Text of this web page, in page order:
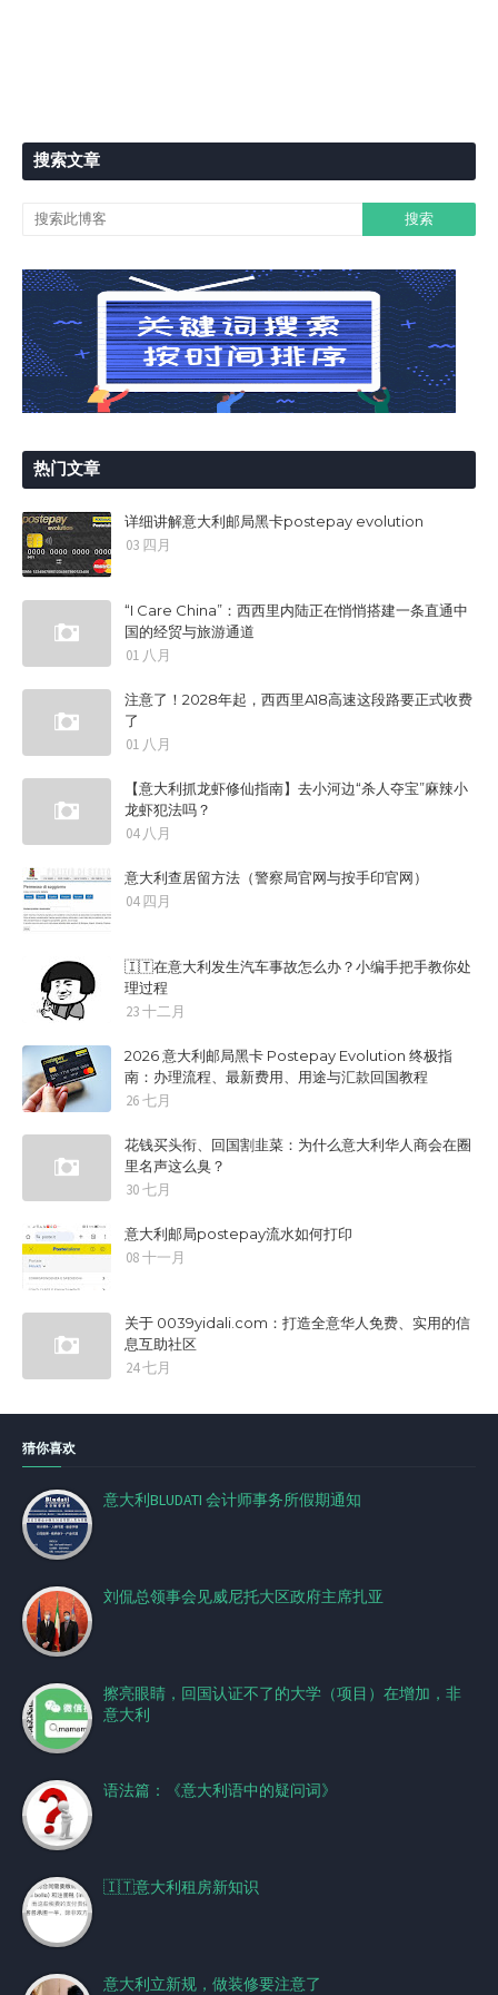
搜索文章
热门文章
详细讲解意大利邮局黑卡postepay evolution
03 四月
“I Care China”：西西里内陆正在悄悄搭建一条直通中
国的经贸与旅游通道
01 八月
注意了！2028年起，西西里A18高速这段路要正式收费
了
01 八月
【意大利抓龙虾修仙指南】去小河边“杀人夺宝”麻辣小
龙虾犯法吗？
04 八月
意大利查居留方法（警察局官网与按手印官网）
04 四月
🇮🇹在意大利发生汽车事故怎么办？小编手把手教你处
理过程
23 十二月
2026 意大利邮局黑卡 Postepay Evolution 终极指
南：办理流程、最新费用、用途与汇款回国教程
26 七月
花钱买头衔、回国割韭菜：为什么意大利华人商会在圈
里名声这么臭？
30 七月
意大利邮局postepay流水如何打印
08 十一月
关于 0039yidali.com：打造全意华人免费、实用的信
息互助社区
24 七月
猜你喜欢
意大利BLUDATI 会计师事务所假期通知
刘侃总领事会见威尼托大区政府主席扎亚
擦亮眼睛，回国认证不了的大学（项目）在增加，非
意大利
语法篇：《意大利语中的疑问词》
🇮🇹意大利租房新知识
意大利立新规，做装修要注意了